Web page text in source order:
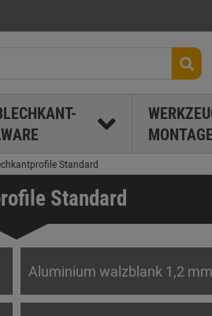
Standard
Standard
Aluminium walzblank 1,2 mm